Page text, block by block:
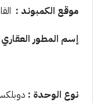
موقع الكمبوند :
إسم المطور
نوع الوحدة :